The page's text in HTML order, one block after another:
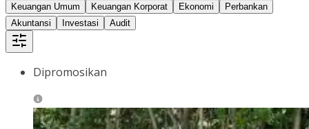
Keuangan Umum Keuangan Korporat Ekonomi
Perbankan
Akuntansi
Investasi Audit
Dipromosikan